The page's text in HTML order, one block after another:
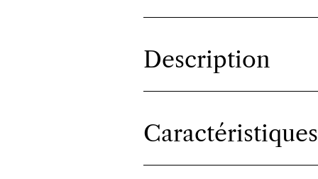
Description
Caractéristiques